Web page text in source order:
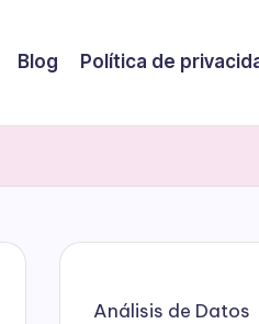
Blog Política de
Análisis de Datos